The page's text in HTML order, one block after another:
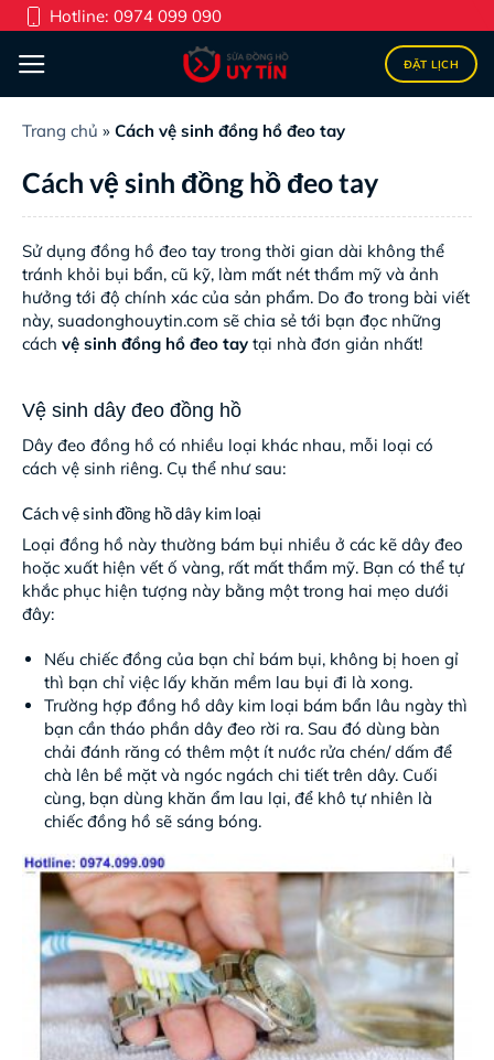
Skip
to
content
Hotline: 0974 099 090
ĐẶT LỊCH
Trang chủ » Cách vệ sinh đồng hồ đeo tay
Cách vệ sinh đồng hồ đeo tay
Sử dụng đồng hồ đeo tay trong thời gian dài không thể
tránh khỏi bụi bẩn, cũ kỹ, làm mất nét thẩm mỹ và ảnh
hưởng tới độ chính xác của sản phẩm. Do đo trong bài viết
này, suadonghouytin.com sẽ chia sẻ tới bạn đọc những
cách vệ sinh đồng hồ đeo tay tại nhà đơn giản nhất!
Vệ sinh dây đeo đồng hồ
Dây đeo đồng hồ có nhiều loại khác nhau, mỗi loại có
cách vệ sinh riêng. Cụ thể như sau:
Cách vệ sinh đồng hồ dây kim loại
Loại đồng hồ này thường bám bụi nhiều ở các kẽ dây đeo
hoặc xuất hiện vết ố vàng, rất mất thẩm mỹ. Bạn có thể tự
khắc phục hiện tượng này bằng một trong hai mẹo dưới
đây:
Nếu chiếc đồng của bạn chỉ bám bụi, không bị hoen gỉ
thì bạn chỉ việc lấy khăn mềm lau bụi đi là xong.
Trường hợp đồng hồ dây kim loại bám bẩn lâu ngày thì
bạn cần tháo phần dây đeo rời ra. Sau đó dùng bàn
chải đánh răng có thêm một ít nước rửa chén/ dấm để
chà lên bề mặt và ngóc ngách chi tiết trên dây. Cuối
cùng, bạn dùng khăn ẩm lau lại, để khô tự nhiên là
chiếc đồng hồ sẽ sáng bóng.